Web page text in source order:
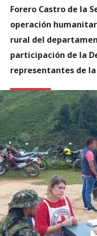
Forero Castro de la
operación
rural del
participación de la
representantes de